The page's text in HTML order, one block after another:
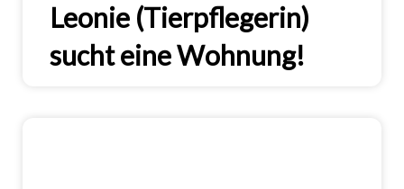
Leonie (Tierpflegerin)
sucht eine Wohnung!